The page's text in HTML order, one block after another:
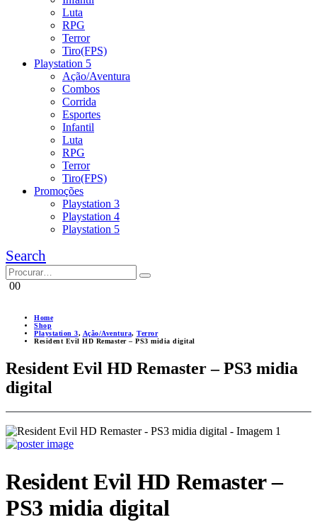
Luta
RPG
Terror
Tiro(FPS)
Playstation 5
Ação/Aventura
Combos
Corrida
Esportes
Infantil
Luta
RPG
Terror
Tiro(FPS)
Promoções
Playstation 3
Playstation 4
Playstation 5
Search
00
Home
Shop
Playstation 3, Ação/Aventura, Terror
Resident Evil HD Remaster – PS3 midia digital
Resident Evil HD Remaster – PS3 midia
digital
Resident Evil HD Remaster –
PS3 midia digital